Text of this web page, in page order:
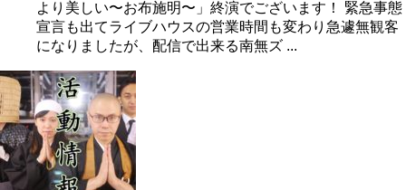
より美しい〜お布施明〜」終演でございます！ 緊急事態
宣言も出てライブハウスの営業時間も変わり急遽無観客
になりましたが、配信で出来る南無ズ ...